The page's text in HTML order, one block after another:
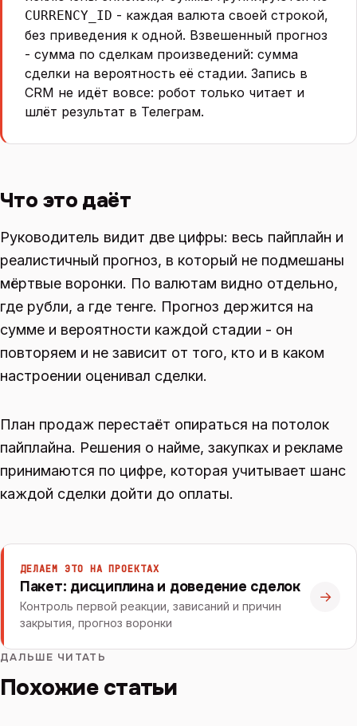
CURRENCY_ID - каждая валюта своей строкой,
без приведения к одной. Взвешенный прогноз
- сумма по сделкам произведений: сумма
сделки на вероятность её стадии. Запись в
CRM не идёт вовсе: робот только читает и
шлёт результат в Телеграм.
Что это даёт
Руководитель видит две цифры: весь пайплайн и
реалистичный прогноз, в который не подмешаны
мёртвые воронки. По валютам видно отдельно,
где рубли, а где тенге. Прогноз держится на
сумме и вероятности каждой стадии - он
повторяем и не зависит от того, кто и в каком
настроении оценивал сделки.
План продаж перестаёт опираться на потолок
пайплайна. Решения о найме, закупках и рекламе
принимаются по цифре, которая учитывает шанс
каждой сделки дойти до оплаты.
ДЕЛАЕМ ЭТО НА ПРОЕКТАХ
Пакет: дисциплина и доведение сделок
Контроль первой реакции, зависаний и причин
закрытия, прогноз воронки
→
ДАЛЬШЕ ЧИТАТЬ
Похожие статьи